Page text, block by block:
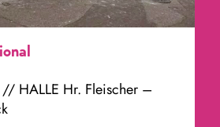
HALLE Hr. Fleischer –